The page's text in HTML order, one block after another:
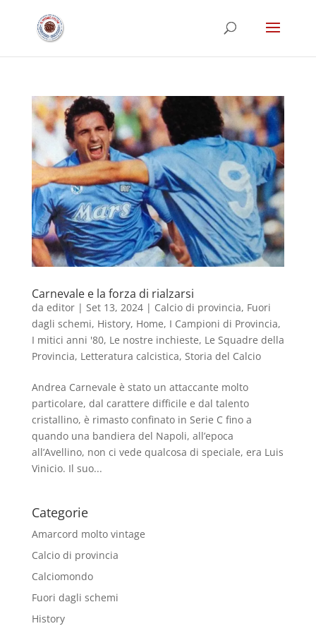
Carnevale e la forza di rialzarsi
da editor| Set 13, 2024| Calcio di provincia, Fuori
dagli schemi, History, Home, I Campioni di Provincia,
I mitici anni '80, Le nostre inchieste, Le Squadre della
Provincia, Letteratura calcistica, Storia del Calcio
Andrea Carnevale è stato un attaccante molto
particolare, dal carattere difficile e dal talento
cristallino, è rimasto confinato in Serie C fino a
quando una bandiera del Napoli, all’epoca
all’Avellino, non ci vede qualcosa di speciale, era Luis
Vinicio. Il suo...
Categorie
Amarcord molto vintage
Calcio di provincia
Calciomondo
Fuori dagli schemi
History